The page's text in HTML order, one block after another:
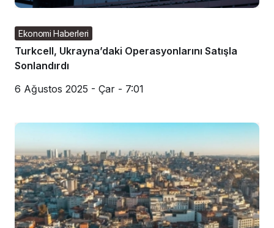
Ekonomi Haberleri
Turkcell, Ukrayna’daki Operasyonlarını Satışla
Sonlandırdı
6 Ağustos 2025 - Çar - 7:01